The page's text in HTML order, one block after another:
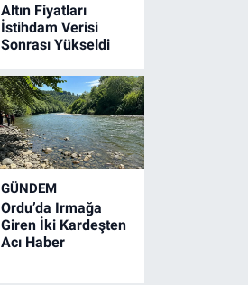
Altın Fiyatları
İstihdam Verisi
Sonrası Yükseldi
GÜNDEM
Ordu’da Irmağa
Giren İki Kardeşten
Acı Haber